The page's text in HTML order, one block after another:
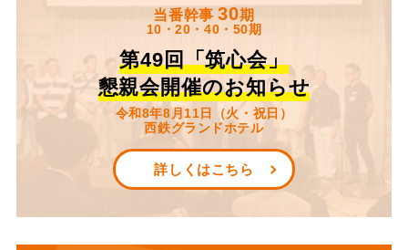
当番幹事30期
10・20・40・50期
第49回「筑心会」
懇親会開催のお知らせ
令和8年8月11日（火・祝日）
西鉄グランドホテル
詳しくはこちら